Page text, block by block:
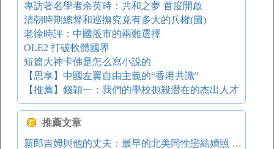
專訪著名學者余英時：共和之夢 首度開啟
清朝時期總督和巡撫究竟有多大的兵權(圖)
老徐時評：中國股市的兩難選擇
OLE2 打破軟體國界
短篇大神卡佛是怎么寫小說的
【思享】中國左翼自由主義的“香港共識”
【推薦】錢穎一：我們的學校扼殺潛在的杰出人才
推薦文章
新郎吉姆與他的丈夫：最早的北美同性戀結婚照 鳳凰副刊